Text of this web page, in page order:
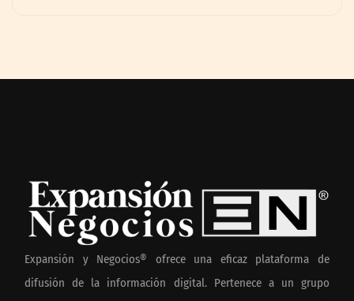
Expansión y Negocios® ofrece una eficaz plataforma de
difusión de la información digital. Pertenece a un grupo